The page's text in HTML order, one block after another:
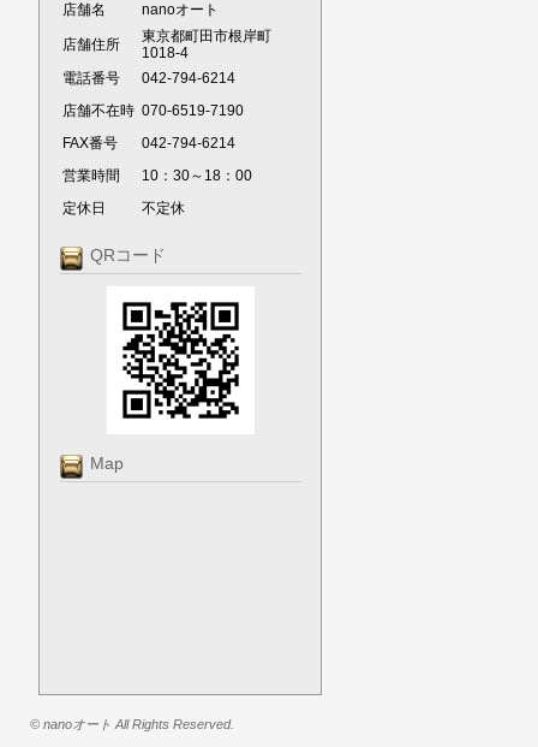
店舗名 nanoオート
店舗住所
東京都町田市根岸町
1018-4
電話番号
042-794-6214
店舗不在時 070-6519-7190
FAX番号
042-794-6214
営業時間
10：30～18：00
定休日
不定休
QRコード
Map
© nanoオート All Rights Reserved.